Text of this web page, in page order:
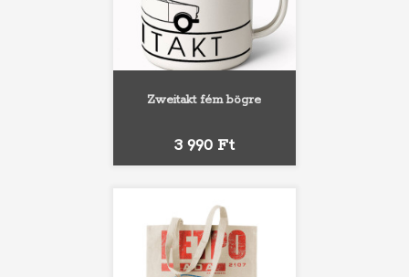
Zweitakt fém bögre
Ár
3 990 Ft